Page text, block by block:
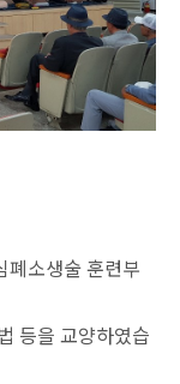
폐소생술 훈련부
등을 교양하였습